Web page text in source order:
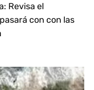
Revisa el
con con las